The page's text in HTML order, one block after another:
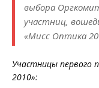
выбора
участниц,
«Мисс Оптика
Участницы первого
2010»: